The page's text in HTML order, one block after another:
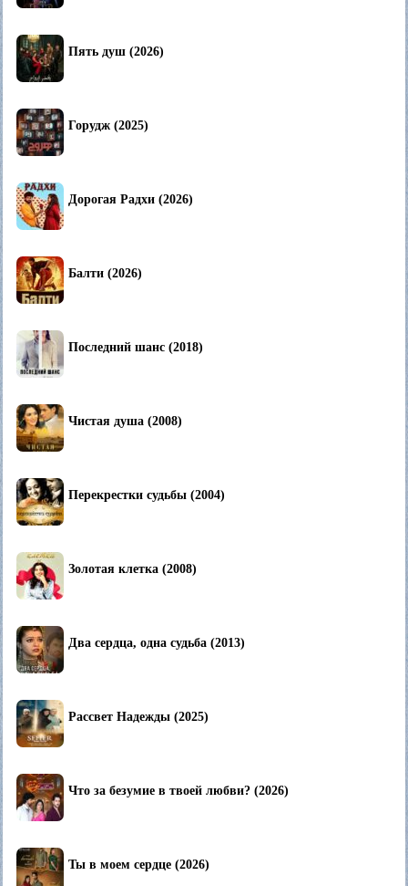
Пять душ (2026)
Горудж (2025)
Дорогая Радхи (2026)
Балти (2026)
Последний шанс (2018)
Чистая душа (2008)
Перекрестки судьбы (2004)
Золотая клетка (2008)
Два сердца, одна судьба (2013)
Рассвет Надежды (2025)
Что за безумие в твоей любви? (2026)
Ты в моем сердце (2026)